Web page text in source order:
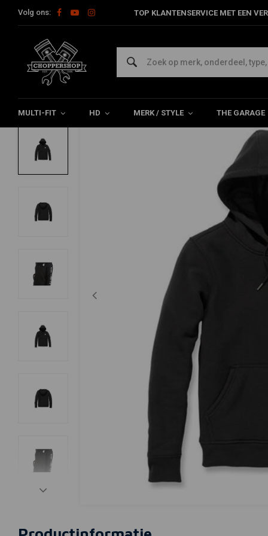
Volg ons: TOP KLANTENSERVICE MET EEN
MULTI-FIT HD MERK / STYLE THE GARAGE
Home The Biker Sweater & Hoodies Dameshoodie Met
CARHARTT
Dameshoodie Met Logomouwen | Zwart |